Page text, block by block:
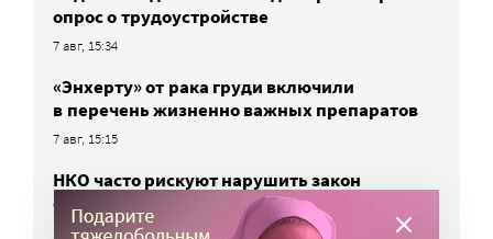
опрос о трудоустройстве
7 авг, 15:34
«Энхерту» от рака груди включили
в перечень жизненно важных препаратов
7 авг, 15:15
НКО часто рискуют нарушить закон
о персональных данных. Как этого
избежать?